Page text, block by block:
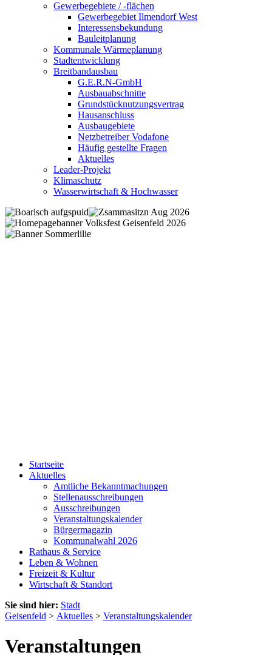
Gewerbegebiete / -flächen
Gewerbegebiet Ilmendorf West
Interessensbekundung
Bauleitplanung
Kommunale Wärmeplanung
Stadtentwicklung
Breitbandausbau
G.E.R.N-GmbH
Ausbauabschnitte
Grundstücknutzungsvertrag
Hausanschluss
Ausbaugebiete
Netzbetreiber Vodafone
Häufig gestellte Fragen
Aktuelles
Leader-Projekt
Klimaschutz
Wasserwirtschaft & Hochwasser
Startseite
Aktuelles
Amtliche Bekanntmachungen
Stellenausschreibungen
Ausschreibungen
Veranstaltungskalender
Bürgermagazin
Kommunalwahl 2026
Rathaus & Service
Leben & Wohnen
Freizeit & Kultur
Wirtschaft & Standort
Sie sind hier: Stadt
Geisenfeld > Aktuelles > Veranstaltungskalender
Veranstaltungen